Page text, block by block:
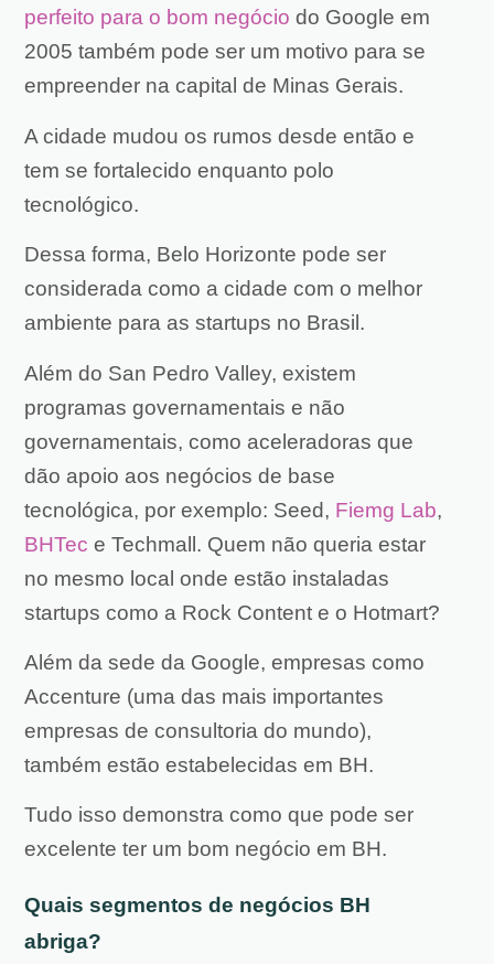
perfeito para o bom negócio do Google em
2005 também pode ser um motivo para se
empreender na capital de Minas Gerais.
A cidade mudou os rumos desde então e
tem se fortalecido enquanto polo
tecnológico.
Dessa forma, Belo Horizonte pode ser
considerada como a cidade com o melhor
ambiente para as startups no Brasil.
Além do San Pedro Valley, existem
programas governamentais e não
governamentais, como aceleradoras que
dão apoio aos negócios de base
tecnológica, por exemplo: Seed, Fiemg Lab,
BHTec e Techmall. Quem não queria estar
no mesmo local onde estão instaladas
startups como a Rock Content e o Hotmart?
Além da sede da Google, empresas como
Accenture (uma das mais importantes
empresas de consultoria do mundo),
também estão estabelecidas em BH.
Tudo isso demonstra como que pode ser
excelente ter um bom negócio em BH.
Quais segmentos de negócios BH
abriga?